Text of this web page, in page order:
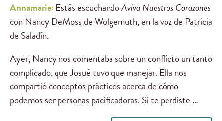
Annamarie: Estás escuchandoAviva Nuestros Corazones
con Nancy DeMoss de Wolgemuth, en la voz de Patricia
de Saladín.
Ayer, Nancy nos comentaba sobre un conflicto un tanto
complicado, que Josué tuvo que manejar. Ella nos
compartió conceptos prácticos acerca de cómo
podemos ser personas pacificadoras. Si te perdiste …